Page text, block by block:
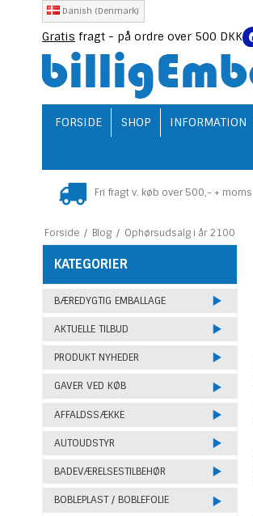
Danish (Denmark)
Gratis fragt - på ordre over 500 DKK
FORSIDE SHOP INFORMATION
Fri fragt v. køb over 500,- + moms
Forside / Blog / Ophørsudsalg i år 2100
KATEGORIER
BÆREDYGTIG EMBALLAGE
AKTUELLE TILBUD
PRODUKT NYHEDER
GAVER VED KØB
AFFALDSSÆKKE
AUTOUDSTYR
BADEVÆRELSESTILBEHØR
BOBLEPLAST / BOBLEFOLIE